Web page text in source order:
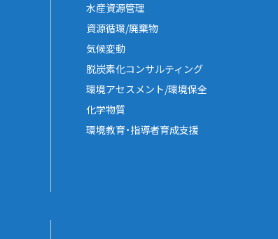
水産資源管理
資源循環/廃棄物
気候変動
脱炭素化コンサルティング
環境アセスメント/環境保全
化学物質
環境教育・指導者育成支援